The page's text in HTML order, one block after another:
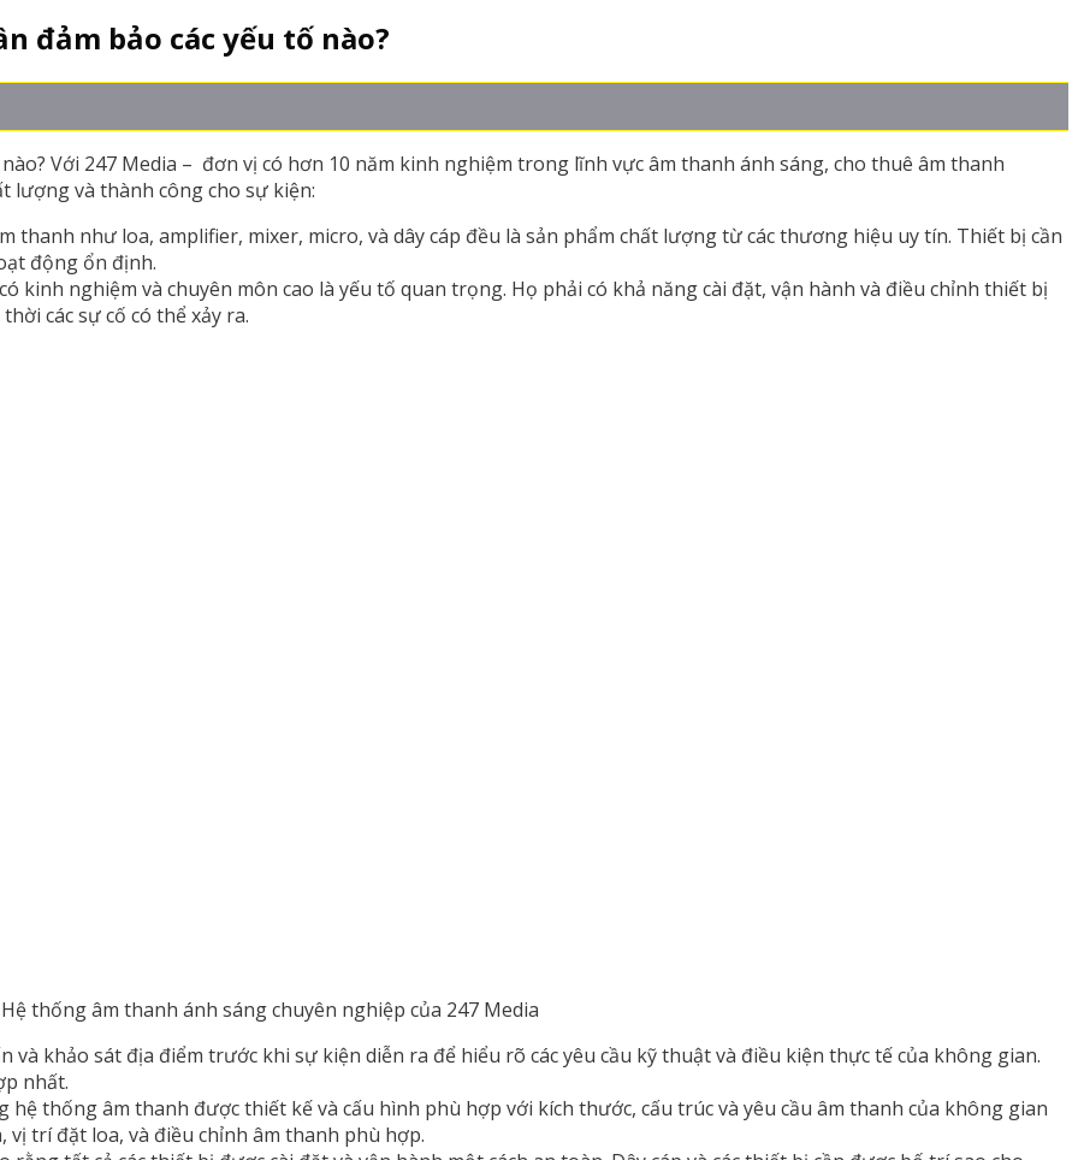
đảm bảo các yếu tố nào?
Với 247 Media – đơn vị có hơn 10 năm kinh nghiệm trong lĩnh vực âm thanh ánh sáng, cho thuê âm thanh
lượng và thành công cho sự kiện:
thanh như loa, amplifier, mixer, micro, và dây cáp đều là sản phẩm chất lượng từ các thương hiệu uy tín. Thiết bị cần
động ổn định.
kinh nghiệm và chuyên môn cao là yếu tố quan trọng. Họ phải có khả năng cài đặt, vận hành và điều chỉnh thiết bị
các sự cố có thể xảy ra.
Hệ thống âm thanh ánh sáng chuyên nghiệp của 247 Media
và khảo sát địa điểm trước khi sự kiện diễn ra để hiểu rõ các yêu cầu kỹ thuật và điều kiện thực tế của không gian.
nhất.
hệ thống âm thanh được thiết kế và cấu hình phù hợp với kích thước, cấu trúc và yêu cầu âm thanh của không gian
trí đặt loa, và điều chỉnh âm thanh phù hợp.